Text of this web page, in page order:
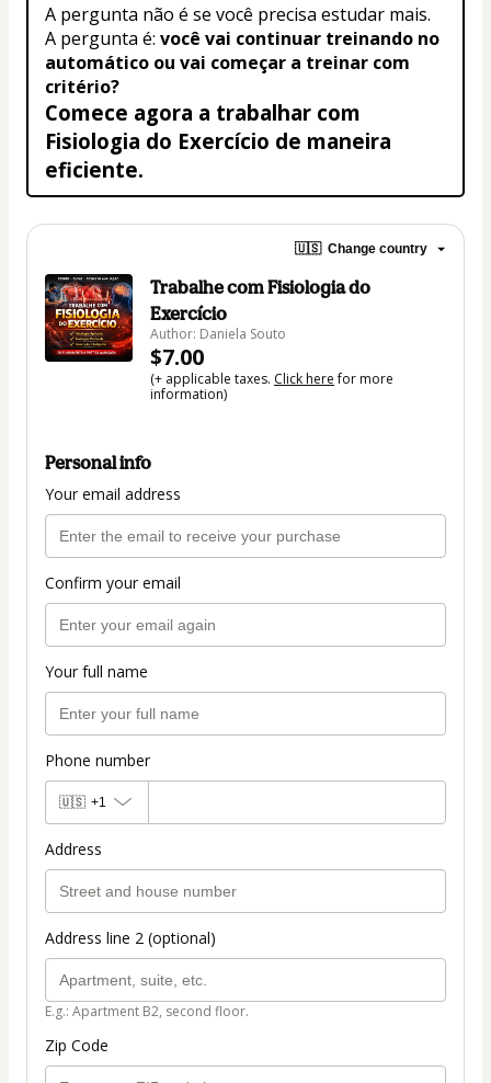
A pergunta não é se você precisa estudar mais.
A pergunta é: você vai continuar treinando no
automático ou vai começar a treinar com
critério?
Comece agora a trabalhar com
Fisiologia do Exercício de maneira
eficiente.
🇺🇸 Change country
Trabalhe com Fisiologia do
Exercício
Author: Daniela Souto
$7.00
(+ applicable taxes. Click herefor more
information)
Personal info
Your email address
Confirm your email
Your full name
Phone number
🇺🇸 +1
Address
Address line 2 (optional)
E.g.: Apartment B2, second floor.
Zip Code